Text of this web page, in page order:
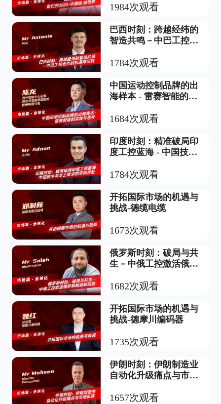
1984次观看
巴西时刻：跨越经纬的
智造共鸣－中巴工控合
1784次观看
中国运动控制品牌的出
海样本 - 雷赛智能的实
1684次观看
印度时刻：精准破局印
度工控蓝海 - 中国技术
1784次观看
开拓国际市场的机遇与
挑战-德缆电缆
1673次观看
俄罗斯时刻：破局与共
生－中俄工控激活俄罗
1682次观看
开拓国际市场的机遇与
挑战-德摩川编码器
1735次观看
伊朗时刻：伊朗制造业
自动化升级痛点与市场
1657次观看